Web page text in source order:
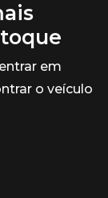
em
o veículo